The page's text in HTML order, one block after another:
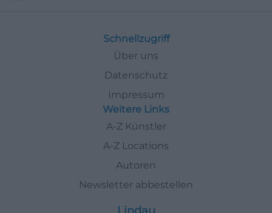
Schnellzugriff
Über uns
Datenschutz
Impressum
Weitere Links
A-Z Künstler
A-Z Locations
Autoren
Newsletter abbestellen